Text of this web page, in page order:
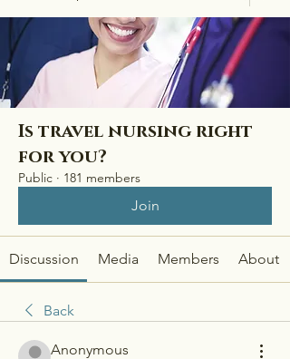
Is travel nursing right
for you?
Public · 181 members
Join
Discussion Media Members About
Back
Anonymous